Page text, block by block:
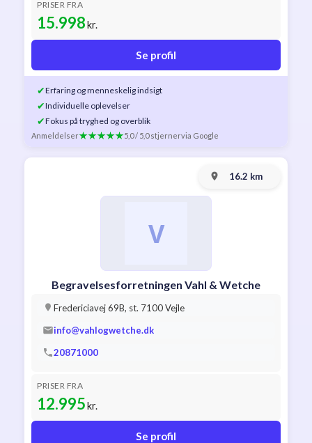
PRISER FRA
15.998kr.
Se profil
✔Erfaring og menneskelig indsigt
✔Individuelle oplevelser
✔Fokus på tryghed og overblik
Anmeldelser 5,0 / 5,0 stjernervia Google
16.2 km
Begravelsesforretningen Vahl & Wetche
Fredericiavej 69B, st. 7100 Vejle
info@vahlogwetche.dk
20871000
PRISER FRA
12.995kr.
Se profil